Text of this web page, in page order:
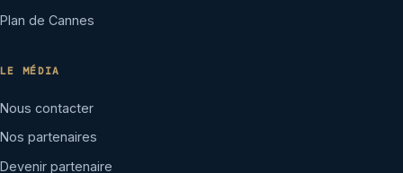
Plan de Cannes
LE MÉDIA
Nous contacter
Nos partenaires
Devenir partenaire